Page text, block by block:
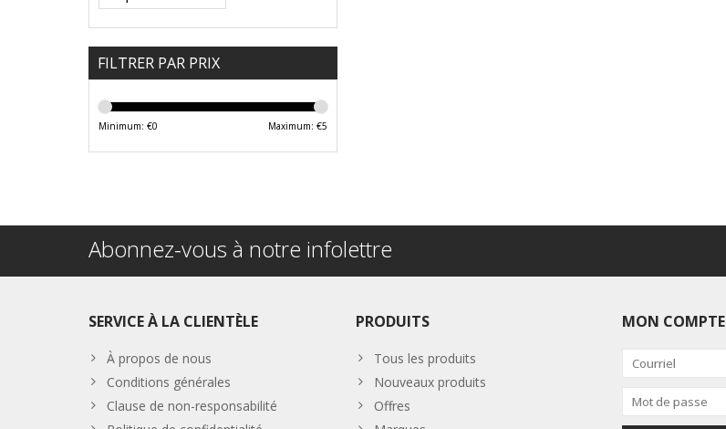
FILTRER PAR PRIX
Minimum: €0 Maximum: €5
Abonnez-vous à notre infolettre
SERVICE À LA CLIENTÈLE
À propos de nous
Conditions générales
Clause de non-responsabilité
PRODUITS
Tous les produits
Nouveaux produits
Offres
MON COMPTE